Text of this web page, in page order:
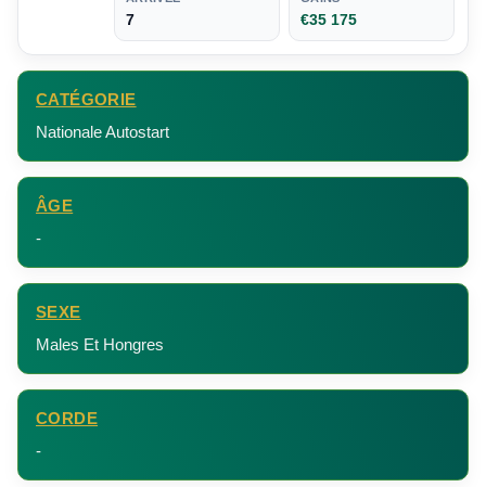
7 €35 175
CATÉGORIE
Nationale Autostart
ÂGE
-
SEXE
Males Et Hongres
CORDE
-